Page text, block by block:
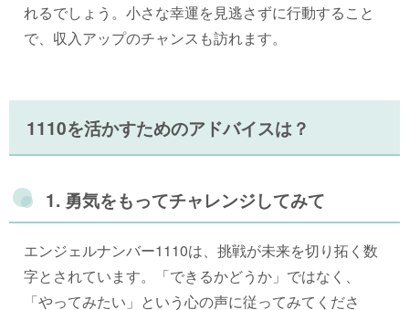
れるでしょう。小さな幸運を見逃さずに行動すること
で、収入アップのチャンスも訪れます。
1110を活かすためのアドバイスは？
1. 勇気をもってチャレンジしてみて
エンジェルナンバー1110は、挑戦が未来を切り拓く数
字とされています。「できるかどうか」ではなく、
「やってみたい」という心の声に従ってみてくださ